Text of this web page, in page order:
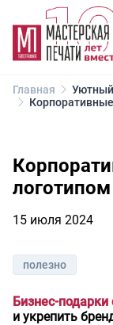
Главная
Уютный
логотипом
15 июля 2024
полезно
Бизнес-подарки
и укрепить